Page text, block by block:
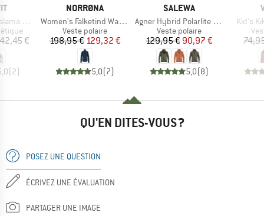
Jacket
€
(2)
MARQUE
NORRØNA
Article
Women's Falketind Warm1 Jacket
Product group
Veste polaire
Prix
198,95 €Prix réduit
129,32 €
5,0(7)
MARQUE
SALEWA
Article
Agner Hybrid Polarlite Durastretch Fullzip Hoody
Product group
Veste polaire
Prix
129,95 €Prix réduit
90,97 €
5,0(8)
Article
Kid's
QU'EN DITES-VOUS ?
POSEZ UNE QUESTION
ÉCRIVEZ UNE ÉVALUATION
PARTAGER UNE IMAGE